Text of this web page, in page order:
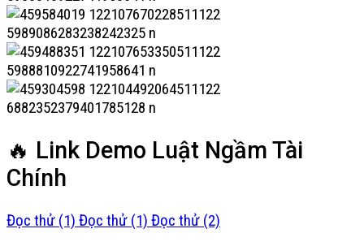
🔥 Link Demo Luật Ngầm Tài
Chính
Đọc thử (1) Đọc thử (1) Đọc thử (2)